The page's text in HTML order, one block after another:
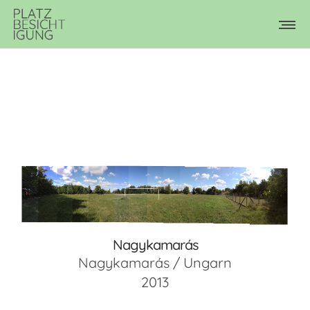
Nagykamarás
Nagykamarás / Ungarn
2013